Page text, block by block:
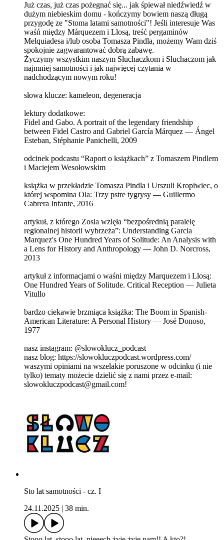
Już czas, już czas pożegnać się... jak śpiewał niedźwiedź w
dużym niebieskim domu - kończymy bowiem naszą długą
przygodę ze "Stoma latami samotności"! Jeśli interesuje Was
waśń między Márquezem i Llosą, treść pergaminów
Melquiadesa i/lub osoba Tomasza Pindla, możemy Wam dziś
spokojnie zagwarantować dobrą zabawę.
Życzymy wszystkim naszym Słuchaczkom i Słuchaczom jak
najmniej samotności i jak najwięcej czytania w
nadchodzącym nowym roku!
słowa klucze: kameleon, degeneracja
lektury dodatkowe:
Fidel and Gabo. A portrait of the legendary friendship
between Fidel Castro and Gabriel García Márquez — Ángel
Esteban, Stéphanie Panichelli, 2009
odcinek podcastu “Raport o książkach” z Tomaszem Pindlem
i Maciejem Wesołowskim
książka w przekładzie Tomasza Pindla i Urszuli Kropiwiec, o
której wspomina Ola: Trzy pstre tygrysy — Guillermo
Cabrera Infante, 2016
artykuł, z którego Zosia wzięła “bezpośrednią paralelę
regionalnej historii wybrzeża”: Understanding Garcia
Marquez's One Hundred Years of Solitude: An Analysis with
a Lens for History and Anthropology — John D. Norcross,
2013
artykuł z informacjami o waśni między Marquezem i Llosą:
One Hundred Years of Solitude. Critical Reception — Julieta
Vitullo
bardzo ciekawie brzmiąca książka: The Boom in Spanish-
American Literature: A Personal History — José Donoso,
1977
nasz instagram: @slowoklucz_podcast
nasz blog: https://slowokluczpodcast.wordpress.com/
waszymi opiniami na wszelakie poruszone w odcinku (i nie
tylko) tematy możecie dzielić się z nami przez e-mail:
slowokluczpodcast@gmail.com!
Sto lat samotności - cz. I
24.11.2025
38 min.